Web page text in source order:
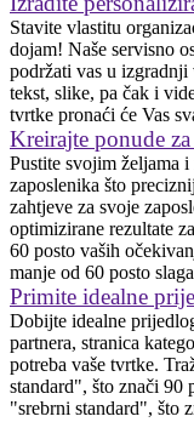
Stavite vlastitu
dojam! Naše servisno
podržati vas u
tekst, slike, pa čak i
tvrtke pronaći će Vas
Kreirajte ponude za
Pustite svojim željama
zaposlenika što
zahtjeve za svoje
optimizirane rezultate
60 posto vaših
manje od 60 posto
Primite idealne
Dobijte idealne
partnera, stranica
potreba vaše tvrtke.
standard", što znači 90
"srebrni standard", što